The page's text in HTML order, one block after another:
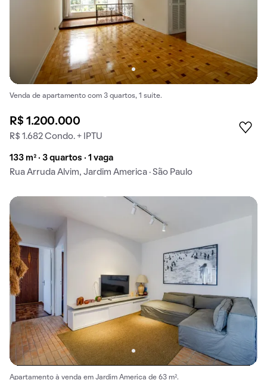
Venda de apartamento com 3 quartos, 1 suíte.
R$ 1.200.000
R$ 1.682 Condo. + IPTU
133 m² · 3 quartos · 1 vaga
Rua Arruda Alvim, Jardim America · São Paulo
Apartamento à venda em Jardim America de 63 m².